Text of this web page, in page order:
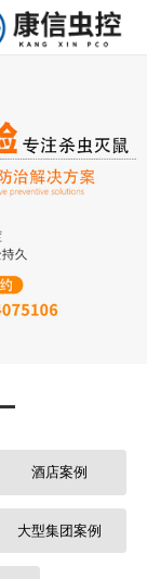
酒店案例
大型集团案例